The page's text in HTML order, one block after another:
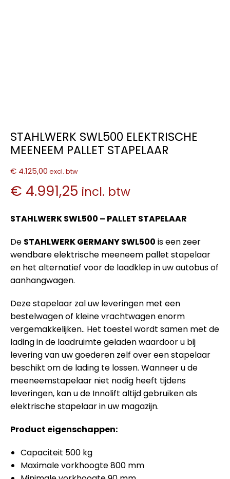
STAHLWERK SWL500 ELEKTRISCHE
MEENEEM PALLET STAPELAAR
€ 4.125,00 excl. btw
€ 4.991,25 incl. btw
STAHLWERK SWL500 – PALLET STAPELAAR
De STAHLWERK GERMANY SWL500 is een zeer
wendbare elektrische meeneem pallet stapelaar
en het alternatief voor de laadklep in uw autobus of
aanhangwagen.
Deze stapelaar zal uw leveringen met een
bestelwagen of kleine vrachtwagen enorm
vergemakkelijken.. Het toestel wordt samen met de
lading in de laadruimte geladen waardoor u bij
levering van uw goederen zelf over een stapelaar
beschikt om de lading te lossen. Wanneer u de
meeneemstapelaar niet nodig heeft tijdens
leveringen, kan u de Innolift altijd gebruiken als
elektrische stapelaar in uw magazijn.
Product eigenschappen:
Capaciteit 500 kg
Maximale vorkhoogte 800 mm